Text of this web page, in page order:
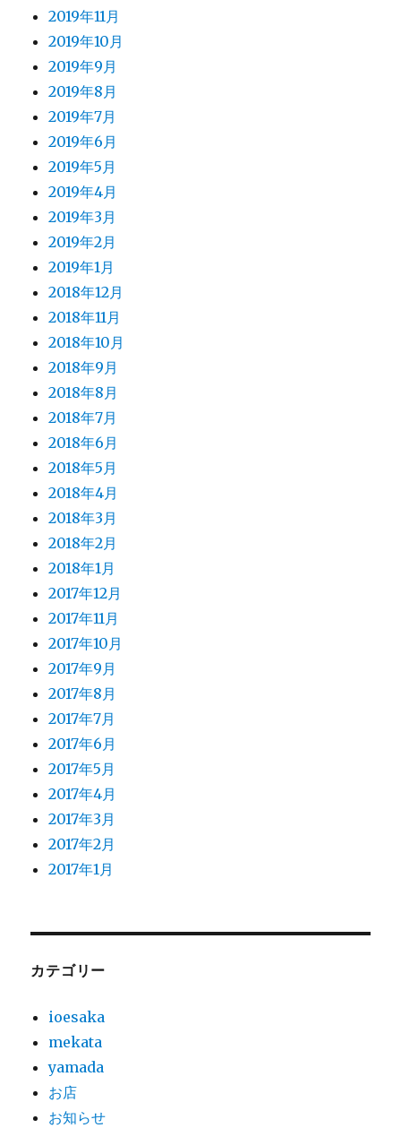
2019年11月
2019年10月
2019年9月
2019年8月
2019年7月
2019年6月
2019年5月
2019年4月
2019年3月
2019年2月
2019年1月
2018年12月
2018年11月
2018年10月
2018年9月
2018年8月
2018年7月
2018年6月
2018年5月
2018年4月
2018年3月
2018年2月
2018年1月
2017年12月
2017年11月
2017年10月
2017年9月
2017年8月
2017年7月
2017年6月
2017年5月
2017年4月
2017年3月
2017年2月
2017年1月
カテゴリー
ioesaka
mekata
yamada
お店
お知らせ